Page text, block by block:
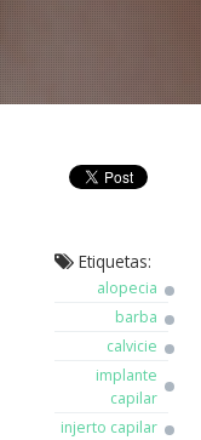
Etiquetas:
alopecia
barba
calvicie
implante
capilar
injerto capilar